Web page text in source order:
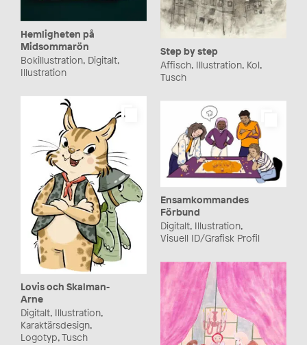
Hemligheten på
Midsommarön
Bokillustration, Digitalt,
Illustration
Step by step
Affisch, Illustration, Kol,
Tusch
Lovis och Skalman-
Arne
Digitalt, Illustration,
Karaktärsdesign,
Logotyp, Tusch
Ensamkommandes
Förbund
Digitalt, Illustration,
Visuell ID/Grafisk Profil